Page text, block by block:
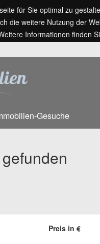
für Sie optimal zu
die weitere Nutzung der
Informationen finden
Gesuche
Preis in €